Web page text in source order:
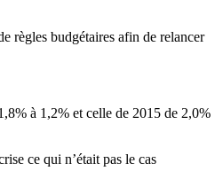
règles budgétaires afin de relancer
à 1,2% et celle de 2015 de 2,0%
ce qui n’était pas le cas